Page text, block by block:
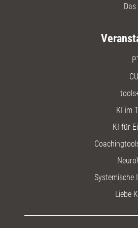
KI im
KI für
Systemische
Liebe